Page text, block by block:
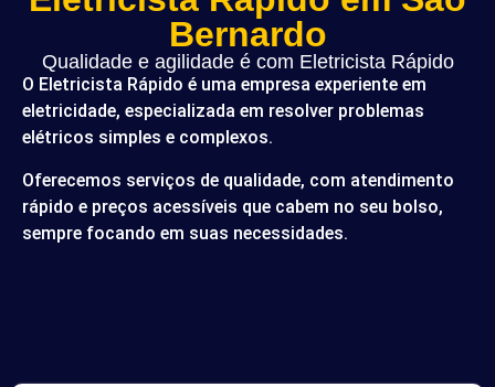
Bernardo
Qualidade e agilidade é com Eletricista Rápido
O Eletricista Rápido é uma empresa experiente em
eletricidade, especializada em resolver problemas
elétricos simples e complexos.
Oferecemos serviços de qualidade, com atendimento
rápido e preços acessíveis que cabem no seu bolso,
sempre focando em suas necessidades.